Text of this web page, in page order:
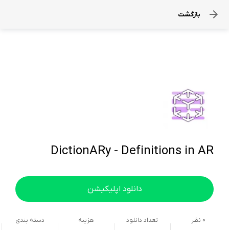
بازگشت
DictionARy - Definitions in AR
دانلود اپلیکیشن
0 نظر تعداد دانلود هزینه دسته بندی